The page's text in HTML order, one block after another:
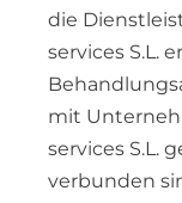
die
services S.L.
mit
services S.L.
verbunden